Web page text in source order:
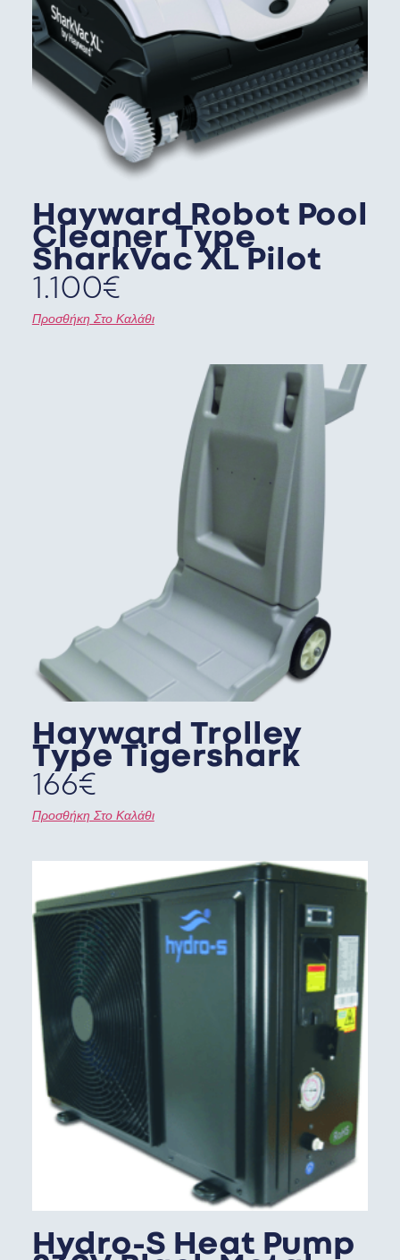
Hayward Robot Pool
Cleaner Type
SharkVac XL Pilot
1.100€
Προσθήκη Στο Καλάθι
Hayward Trolley
Type Tigershark
166€
Προσθήκη Στο Καλάθι
Hydro-S Heat Pump